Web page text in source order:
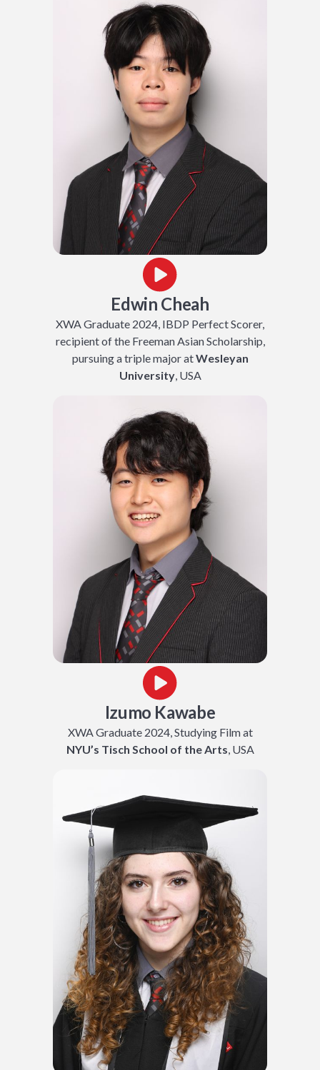
Edwin Cheah
XWA Graduate 2024, IBDP Perfect Scorer,
recipient of the Freeman Asian Scholarship,
pursuing a triple major atWesleyan
University, USA
Izumo Kawabe
XWA Graduate 2024, Studying Film at
NYU’s Tisch School of the Arts , USA